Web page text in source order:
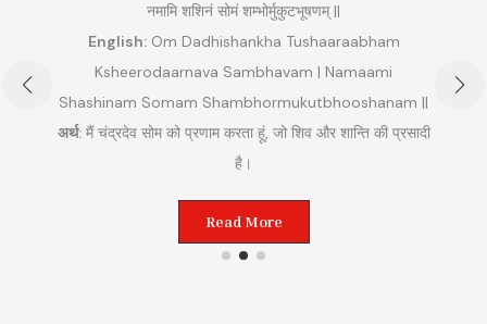
नमामि शशिनं सोमं शम्भोर्मुकुटभूषणम् ||
English:Om Dadhishankha Tushaaraabham
Ksheerodaarnava Sambhavam | Namaami
Shashinam Somam Shambhormukutbhooshanam ||
अर्थ:मैं चंद्रदेव सोम को प्रणाम करता हूं, जो शिव और शान्ति की प्रसादी
है।
Read More